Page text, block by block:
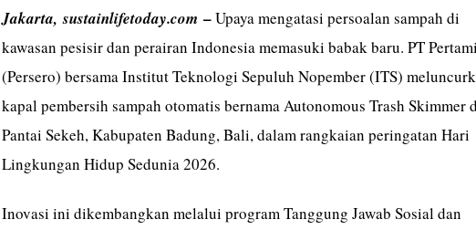
Jakarta,sustainlifetoday.com –Upaya mengatasi persoalan sampah di
kawasan pesisir dan perairan Indonesia memasuki babak baru. PT
(Persero) bersama Institut Teknologi Sepuluh Nopember (ITS)
kapal pembersih sampah otomatis bernama Autonomous Trash Skimmer
Pantai Sekeh, Kabupaten Badung, Bali, dalam rangkaian peringatan Hari
Lingkungan Hidup Sedunia 2026.
Inovasi ini dikembangkan melalui program Tanggung Jawab Sosial dan